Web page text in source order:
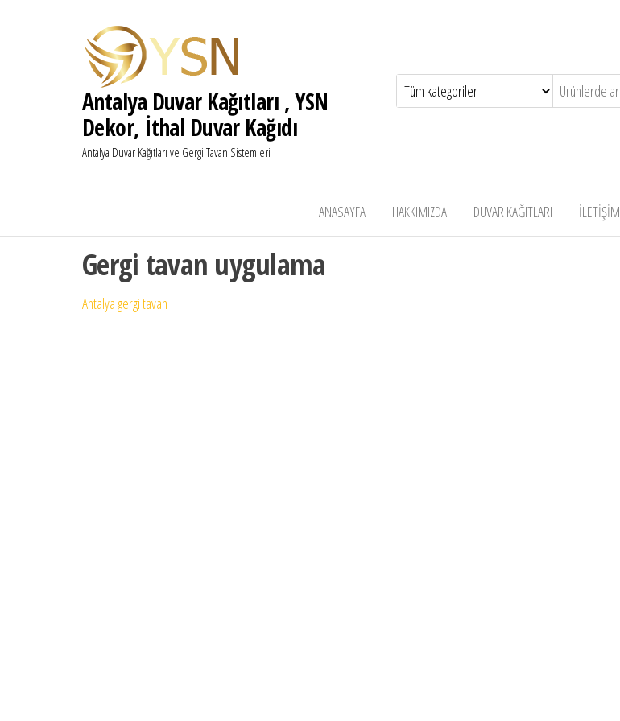
Antalya Duvar Kağıtları , YSN
Dekor, İthal Duvar Kağıdı
Antalya Duvar Kağıtları ve Gergi Tavan Sistemleri
ANASAYFA HAKKIMIZDA DUVAR KAĞITLARI İLETİŞİM
Gergi tavan uygulama
Antalya gergi tavan